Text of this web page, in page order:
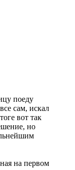
поеду
сам, искал
вот так
но
на первом